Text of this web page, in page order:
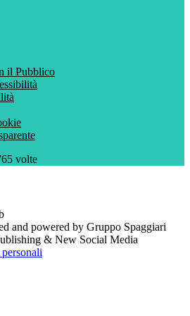
il Pubblico
volte
and powered by Gruppo Spaggiari
& New Social Media